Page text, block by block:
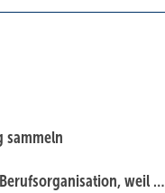
sammeln
weil …